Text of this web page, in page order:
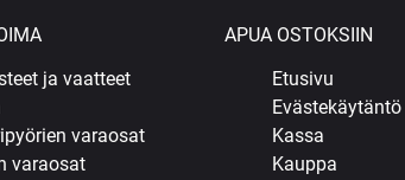
ja vaatteet
varaosat
varaosat
APUA OSTOKSIIN
Etusivu
Evästekäytäntö
Kassa
Kauppa